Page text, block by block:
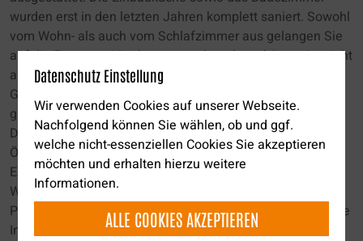
wurden erst in den letzten Jahren komplett saniert. Sowohl
vom Wohn- als auch vom Schlafzimmer aus gelangen Sie
auf die Terrasse: Hier hat man neben der schönen Aussicht
auch einen tollen Blick auf den nach unten verlaufenden
Garten. Dank seiner Lage ist Ruhe und Entspannung
garantiert!
Das zweite Untergeschoss mit seinem 7500 Liter großen
Öltank und seinem großzügigen Kellerraum, die
Einzelgarage und die Solaranlage für die
Warmwassererzeugung runden diese Angebot ab.
Platz und Räumlichkeiten zur freien Entfaltung bietet diese
Immobilie zur Genüge!
Datenschutz Einstellung
Wir verwenden Cookies auf unserer Webseite.
Nachfolgend können Sie wählen, ob und ggf.
welche nicht-essenziellen Cookies Sie akzeptieren
möchten und erhalten hierzu weitere
Informationen.
ALLE COOKIES AKZEPTIEREN